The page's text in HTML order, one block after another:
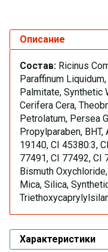
Описание
Состав: Ricinus
Paraffinum
Palmitate, Synthetic
Cerifera Cera,
Petrolatum, Persea
Propylparaben,
19140, CI 45380:3,
77491, CI 77492, CI
Bismuth
Mica, Silica,
Характеристики